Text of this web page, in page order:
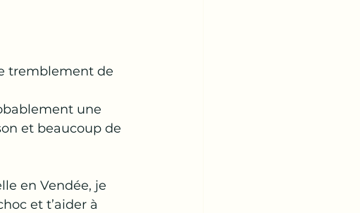
tremblement de
une
et beaucoup de
en Vendée, je
et t’aider à